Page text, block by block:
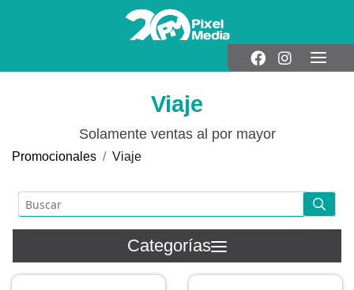
Viaje
Solamente ventas al por mayor
Promocionales Viaje
Categorías